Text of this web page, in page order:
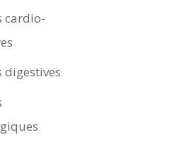
cardio-
digestives